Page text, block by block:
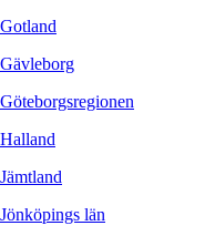
Gotland
Gävleborg
Göteborgsregionen
Halland
Jämtland
Jönköpings län